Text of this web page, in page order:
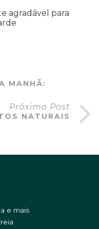
agradável para
MANHÃ:
Próximo Post
NATURAIS
e mais